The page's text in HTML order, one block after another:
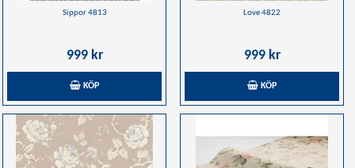
Sippor 4813
999 kr
KÖP
Love 4822
999 kr
KÖP